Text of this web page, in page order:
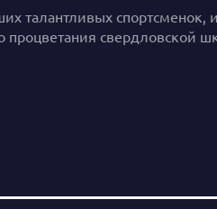
талантливых спортсменок,
свердловской